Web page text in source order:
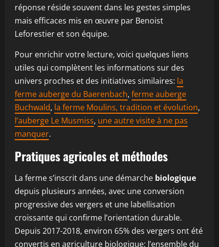
réponse réside souvent dans les gestes simples
mais efficaces mis en œuvre par Benoist
Leforestier et son équipe.
Pour enrichir votre lecture, voici quelques liens
utiles qui complètent les informations sur des
univers proches et des initiatives similaires: la
ferme auberge du Baerenbach, ferme auberge
Buchwald, la ferme Moulins, tradition et évolution,
l’auberge Le Musmiss, une autre visite à ne pas
manquer.
Pratiques agricoles et méthodes
La ferme s’inscrit dans une démarche biologique
depuis plusieurs années, avec une conversion
progressive des vergers et une labellisation
croissante qui confirme l’orientation durable.
Depuis 2017-2018, environ 65% des vergers ont été
convertis en agriculture biologique; l’ensemble du